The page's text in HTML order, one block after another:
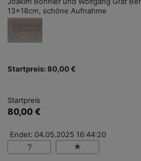
13x18cm, schöne Aufnahme
Startpreis: 80,00 €
Startpreis
80,00 €
Endet: 04.05.2025 16:44:20